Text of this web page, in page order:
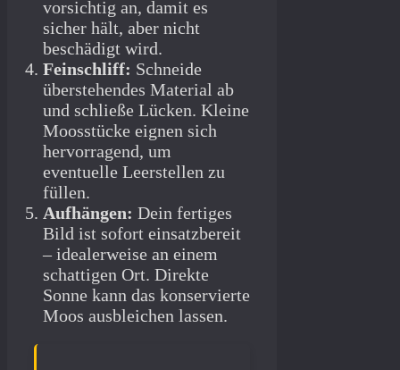
vorsichtig an, damit es
sicher hält, aber nicht
beschädigt wird.
Feinschliff: Schneide
überstehendes Material ab
und schließe Lücken. Kleine
Moosstücke eignen sich
hervorragend, um
eventuelle Leerstellen zu
füllen.
Aufhängen: Dein fertiges
Bild ist sofort einsatzbereit
– idealerweise an einem
schattigen Ort. Direkte
Sonne kann das konservierte
Moos ausbleichen lassen.